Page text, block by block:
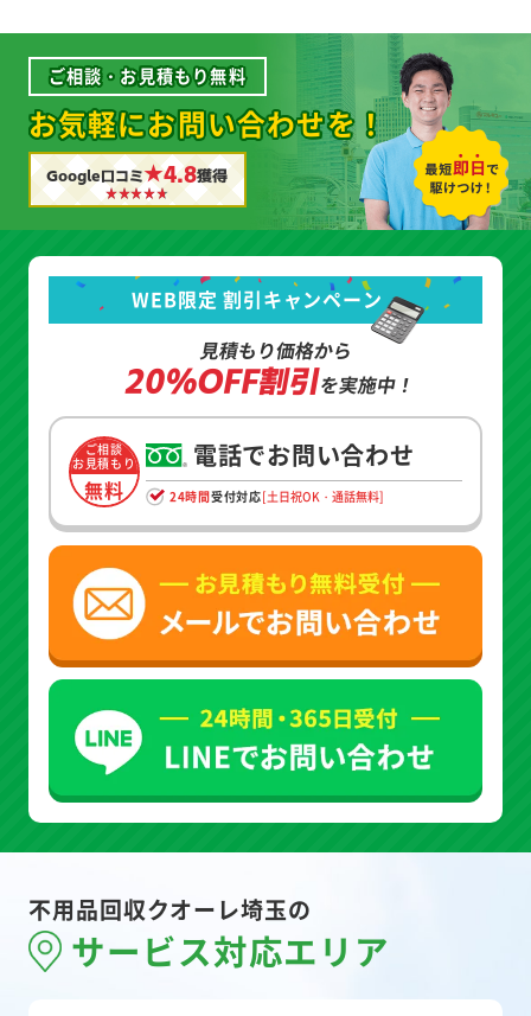
ご相談・お見積もり無料
お気軽にお問い合わせを！
Google口コミ★4.8獲得
WEB限定 割引キャンペーン
見積もり価格から
20%OFF割引を実施中！
ご相談
お見積もり
無料
電話でお問い合わせ
24時間受付対応[土日祝OK・通話無料]
不用品回収クオーレ埼玉の
サービス対応エリア